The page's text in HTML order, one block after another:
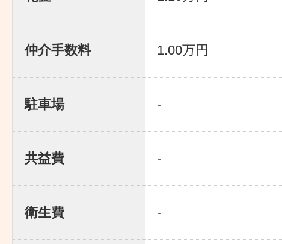
仲介手数料 1.00万円
駐車場 -
共益費 -
衛生費 -